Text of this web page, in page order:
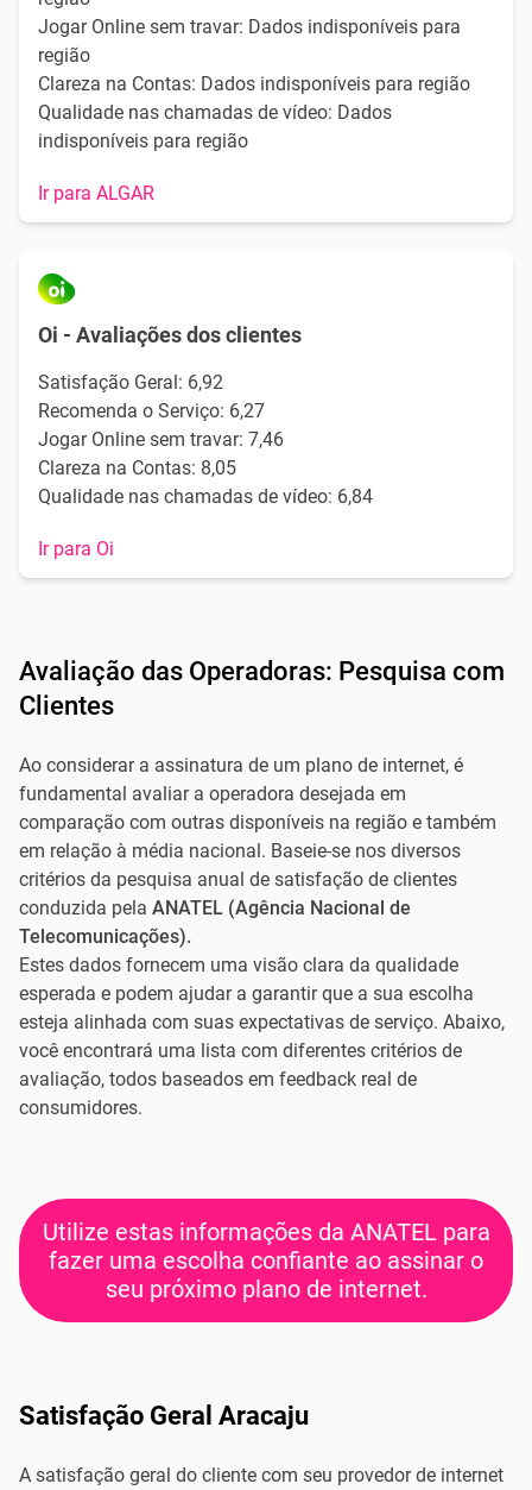
Jogar Online sem travar: Dados indisponíveis para
região
Clareza na Contas: Dados indisponíveis para região
Qualidade nas chamadas de vídeo: Dados
indisponíveis para região
Ir para ALGAR
Oi - Avaliações dos clientes
Satisfação Geral: 6,92
Recomenda o Serviço: 6,27
Jogar Online sem travar: 7,46
Clareza na Contas: 8,05
Qualidade nas chamadas de vídeo: 6,84
Ir para Oi
Avaliação das Operadoras: Pesquisa com
Clientes
Ao considerar a assinatura de um plano de internet, é
fundamental avaliar a operadora desejada em
comparação com outras disponíveis na região e também
em relação à média nacional. Baseie-se nos diversos
critérios da pesquisa anual de satisfação de clientes
conduzida pela ANATEL (Agência Nacional de
Telecomunicações).
Estes dados fornecem uma visão clara da qualidade
esperada e podem ajudar a garantir que a sua escolha
esteja alinhada com suas expectativas de serviço. Abaixo,
você encontrará uma lista com diferentes critérios de
avaliação, todos baseados em feedback real de
consumidores.
Utilize estas informações da ANATEL para
fazer uma escolha confiante ao assinar o
seu próximo plano de internet.
Satisfação Geral Aracaju
A satisfação geral do cliente com seu provedor de internet